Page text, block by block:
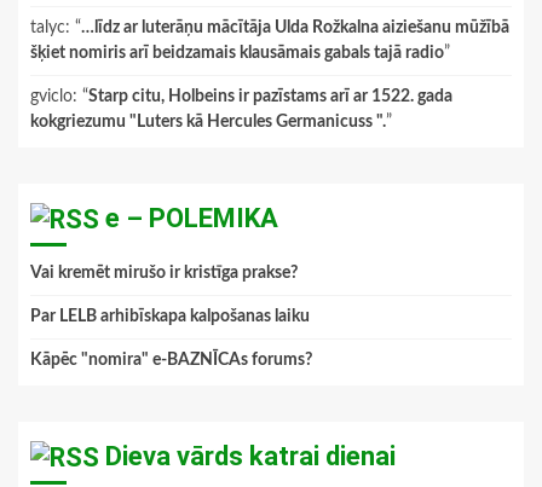
talyc: “…līdz ar luterāņu mācītāja Ulda Rožkalna aiziešanu mūžībā
šķiet nomiris arī beidzamais klausāmais gabals tajā radio”
gviclo: “Starp citu, Holbeins ir pazīstams arī ar 1522. gada
kokgriezumu "Luters kā Hercules Germanicuss ".”
e – POLEMIKA
Vai kremēt mirušo ir kristīga prakse?
Par LELB arhibīskapa kalpošanas laiku
Kāpēc "nomira" e-BAZNĪCAs forums?
Dieva vārds katrai dienai